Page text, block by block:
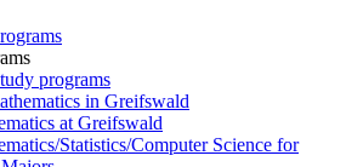
programs
in Greifswald
at Greifswald
Statistics/Computer Science for